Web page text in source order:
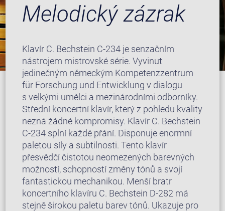
Melodický zázrak
Klavír C. Bechstein C-234 je senzačním
nástrojem mistrovské série. Vyvinut
jedinečným německým Kompetenzzentrum
für Forschung und Entwicklung v dialogu
s velkými umělci a mezinárodními odborníky.
Střední koncertní klavír, který z pohledu kvality
nezná žádné kompromisy. Klavír C. Bechstein
C-234 splní každé přání. Disponuje enormní
paletou síly a subtilnosti. Tento klavír
přesvědčí čistotou neomezených barevných
možností, schopností změny tónů a svojí
fantastickou mechanikou. Menší bratr
koncertního klavíru C. Bechstein D-282 má
stejně širokou paletu barev tónů. Ukazuje pro